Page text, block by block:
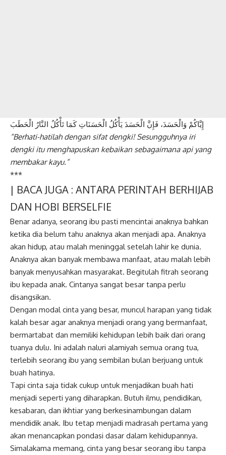
إِيَّاكُمْ وَالْحَسَدَ، فَإِنَّ الْحَسَدَ يَأْكُلُ الْحَسَنَاتِ كَمَا تَأْكُلُ النَّارُ الْحَطَبَ
“Berhati-hatilah dengan sifat dengki! Sesungguhnya iri
dengki itu menghapuskan kebaikan sebagaimana api yang
membakar kayu.”
***
| BACA JUGA : ANTARA PERINTAH BERHIJAB
DAN HOBI BERSELFIE
Benar adanya, seorang ibu pasti mencintai anaknya bahkan
ketika dia belum tahu anaknya akan menjadi apa. Anaknya
akan hidup, atau malah meninggal setelah lahir ke dunia.
Anaknya akan banyak membawa manfaat, atau malah lebih
banyak menyusahkan masyarakat. Begitulah fitrah seorang
ibu kepada anak. Cintanya sangat besar tanpa perlu
disangsikan.
Dengan modal cinta yang besar, muncul harapan yang tidak
kalah besar agar anaknya menjadi orang yang bermanfaat,
bermartabat dan memiliki kehidupan lebih baik dari orang
tuanya dulu. Ini adalah naluri alamiyah semua orang tua,
terlebih seorang ibu yang sembilan bulan berjuang untuk
buah hatinya.
Tapi cinta saja tidak cukup untuk menjadikan buah hati
menjadi seperti yang diharapkan. Butuh ilmu, pendidikan,
kesabaran, dan ikhtiar yang berkesinambungan dalam
mendidik anak. Ibu tetap menjadi madrasah pertama yang
akan menancapkan pondasi dasar dalam kehidupannya.
Simalakama memang, cinta yang besar seorang ibu tanpa